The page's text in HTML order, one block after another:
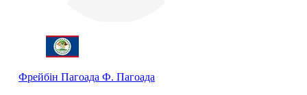
Фрейбін Пагоада Ф. Пагоада